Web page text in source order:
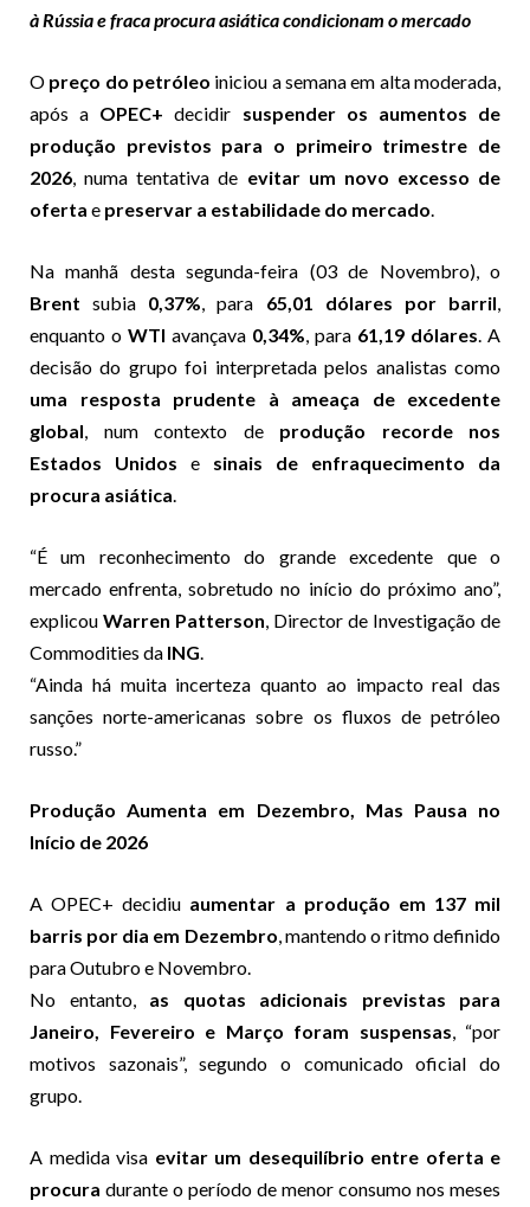
à Rússia e fraca procura asiática condicionam o mercado
O preço do petróleo iniciou a semana em alta moderada,
após a OPEC+ decidir suspender os aumentos de
produção previstos para o primeiro trimestre de
2026, numa tentativa de evitar um novo excesso de
oferta e preservar a estabilidade do mercado.
Na manhã desta segunda-feira (03 de Novembro), o
Brent subia 0,37%, para 65,01 dólares por barril,
enquanto o WTI avançava 0,34%, para 61,19 dólares. A
decisão do grupo foi interpretada pelos analistas como
uma resposta prudente à ameaça de excedente
global, num contexto de produção recorde nos
Estados Unidos e sinais de enfraquecimento da
procura asiática.
“É um reconhecimento do grande excedente que o
mercado enfrenta, sobretudo no início do próximo ano”,
explicou Warren Patterson, Director de Investigação de
Commodities da ING.
“Ainda há muita incerteza quanto ao impacto real das
sanções norte-americanas sobre os fluxos de petróleo
russo.”
Produção Aumenta em Dezembro, Mas Pausa no
Início de 2026
A OPEC+ decidiu aumentar a produção em 137 mil
barris por dia em Dezembro, mantendo o ritmo definido
para Outubro e Novembro.
No entanto, as quotas adicionais previstas para
Janeiro, Fevereiro e Março foram suspensas, “por
motivos sazonais”, segundo o comunicado oficial do
grupo.
A medida visa evitar um desequilíbrio entre oferta e
procura durante o período de menor consumo nos meses